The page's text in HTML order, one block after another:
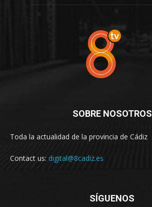
SOBRE NOSOTROS
Toda la actualidad de la provincia de Cádiz
Contact us: digital@8cadiz.es
SÍGUENOS